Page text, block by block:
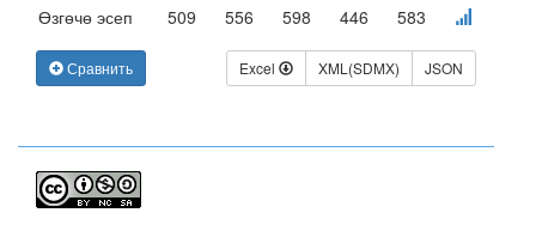
Өзгөчө эсеп
509 556 598 446 583
Сравнить Excel XML(SDMX) JSON